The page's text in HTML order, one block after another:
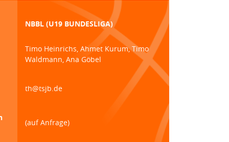
NBBL (U19 BUNDESLIGA)
Timo Heinrichs, Ahmet Kurum, Timo
Waldmann, Ana Göbel
th@tsjb.de
(auf Anfrage)